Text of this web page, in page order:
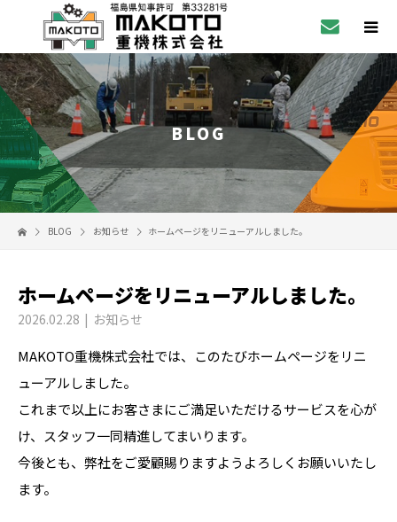
BLOG
BLOG お知らせ ホームページをリニューアルしました。
ホームページをリニューアルしました。
2026.02.28 お知らせ
MAKOTO重機株式会社では、このたびホームページをリニ
ューアルしました。
これまで以上にお客さまにご満足いただけるサービスを心が
け、スタッフ一同精進してまいります。
今後とも、弊社をご愛顧賜りますようよろしくお願いいたし
ます。